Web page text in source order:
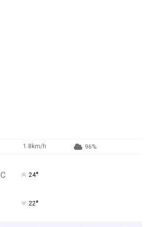
1.8km/h 96%
C 24°
22°